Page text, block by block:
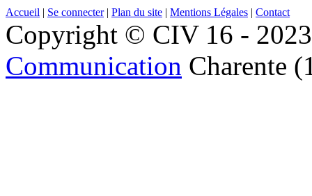
Accueil | Se connecter| Plan du site | Mentions Légales | Contact
Copyright © CIV 16 -
Communication Charente